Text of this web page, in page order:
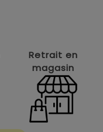
Retrait en
magasin